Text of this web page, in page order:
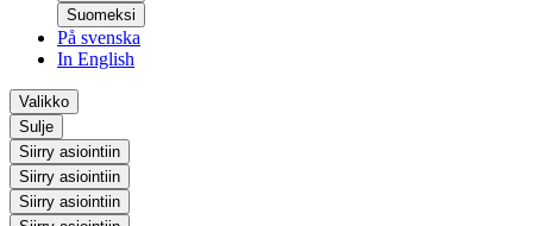
Suomeksi
På svenska
In English
Valikko
Sulje
Siirry asiointiin
Siirry asiointiin
Siirry asiointiin